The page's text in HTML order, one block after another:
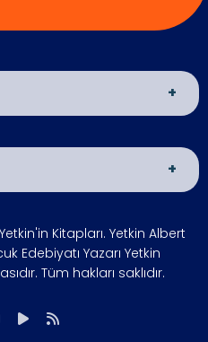
KİTAP
- 18:00
Kitapları. Yetkin Albert
Edebiyatı Yazarı Yetkin
Tüm hakları saklıdır.